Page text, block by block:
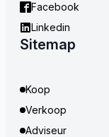
Facebook
Linkedin
Sitemap
Koop
Verkoop
Adviseur